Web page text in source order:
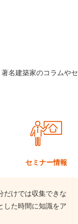
名建築家のコラムやセ
セミナー情報
だけでは収集できな
した時間に知識をア